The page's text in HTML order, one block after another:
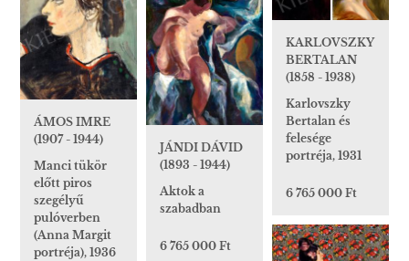
ÁMOS IMRE
(1907 - 1944)
Manci tükör
előtt piros
szegélyű
pulóverben
(Anna Margit
portréja), 1936
JÁNDI DÁVID
(1893 - 1944)
Aktok a
szabadban
6 765 000 Ft
KARLOVSZKY
BERTALAN
(1858 - 1938)
Karlovszky
Bertalan és
felesége
portréja, 1931
6 765 000 Ft